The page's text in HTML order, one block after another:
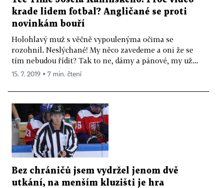
krade lidem fotbal? Angličané se proti
novinkám bouří
Holohlavý muž s věčně vypoulenýma očima se
rozohnil. Neslýchané! My něco zavedeme a oni že se
tím nebudou řídit? Tak to ne, dámy a pánové, my už...
15. 7. 2019 ▪ 7 min. čtení
Bez chráničů jsem vydržel jenom dvě
utkání, na menším kluzišti je hra